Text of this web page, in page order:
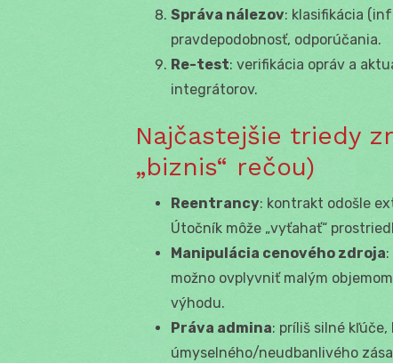
Správa nálezov: klasifikácia
pravdepodobnosť, odporúčania.
Re-test: verifikácia opráv a
integrátorov.
Najčastejšie triedy
„biznis“ rečou)
Reentrancy: kontrakt odošle
Útočník môže „vyťahať“
Manipulácia cenového zdroja
možno ovplyvniť malým
výhodu.
Práva admina: príliš silné
úmyselného/neudbanlivého